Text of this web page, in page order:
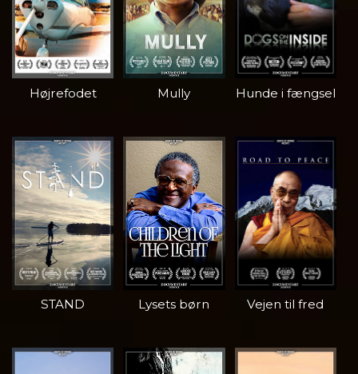
Højrefodet Mully Hunde i fængsel
STAND Lysets børn Vejen til fred